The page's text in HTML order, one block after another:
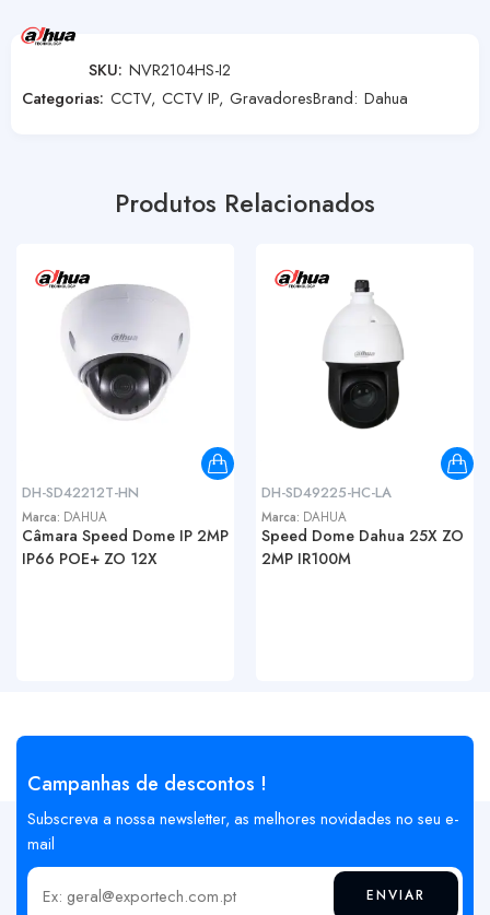
SKU: NVR2104HS-I2
Categorias: CCTV, CCTV IP, GravadoresBrand: Dahua
Produtos Relacionados
DH-SD42212T-HN
Marca: DAHUA
Câmara Speed Dome IP 2MP
IP66 POE+ ZO 12X
DH-SD49225-HC-LA
Marca: DAHUA
Speed Dome Dahua 25X ZO
2MP IR100M
Campanhas de descontos !
Subscreva a nossa newsletter, as melhores novidades no seu e-
mail
Insira o seu email ENVIAR